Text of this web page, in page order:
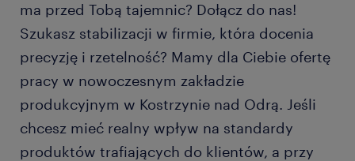
ma przed Tobą tajemnic? Dołącz do nas!
Szukasz stabilizacji w firmie, która docenia
precyzję i rzetelność? Mamy dla Ciebie ofertę
pracy w nowoczesnym zakładzie
produkcyjnym w Kostrzynie nad Odrą. Jeśli
chcesz mieć realny wpływ na standardy
produktów trafiających do klientów, a przy